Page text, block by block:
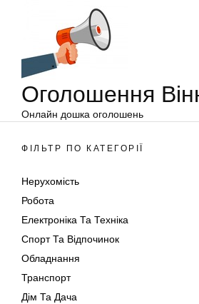
Оголошення
Онлайн дошка оголошень
ФІЛЬТР ПО КАТЕГОРІЇ
Нерухомість
Робота
Електроніка Та Техніка
Спорт Та Відпочинок
Обладнання
Транспорт
Дім Та Дача